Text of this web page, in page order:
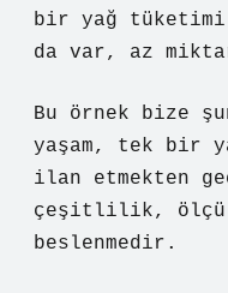
bir yağ
da var, az
Bu örnek bize
yaşam, tek bir
ilan etmekten
çeşitlilik, ölçü
beslenmedir.